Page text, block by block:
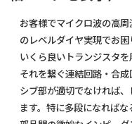
お客様でマイクロ波の高
のレベルダイヤ実現でお困
いくら良いトランジスタを
それを繋ぐ連結回路・合
シブ部が適切でなければ
ます。特に多段になれば